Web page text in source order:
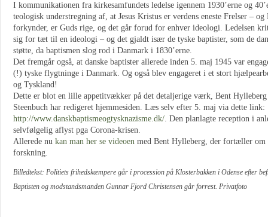
I kommunikationen fra kirkesamfundets ledelse igennem 1930’erne og
teologisk understregning af, at Jesus Kristus er verdens eneste Frelser –
forkynder, er Guds rige, og det går forud for enhver ideologi. Ledelsen
sig for tæt til en ideologi – og det gjaldt især de tyske baptister, som de
støtte, da baptismen slog rod i Danmark i 1830’erne.
Det fremgår også, at danske baptister allerede inden 5. maj 1945 var
(!) tyske flygtninge i Danmark. Og også blev engageret i et stort
og Tyskland!
Dette er blot en lille appetitvækker på det detaljerige værk, Bent Hylleberg
Steenbuch har redigeret hjemmesiden. Læs selv efter 5. maj via dette link:
http://www.danskbaptismeogtysknazisme.dk/. Den planlagte reception i
selvfølgelig aflyst pga Corona-krisen.
Allerede nu kan man her se videoen med Bent Hylleberg, der fortæller om
forskning.
Billedtekst: Politiets frihedskæmpere går i procession på Klosterbakken i Odense efter
Baptisten og modstandsmanden Gunnar Fjord Christensen går forrest. Privatfoto